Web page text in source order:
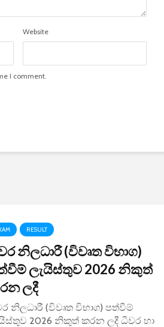
Website
I comment.
RESULT
නිලධාරී (විවෘත විභාග)
ලැයිස්තුව 2026 නිකුත්
ලදී
නිලධාරී (විවෘත විභාග) පත්වීම්
2026 නිකුත් කරන ලදී ධීවර හා